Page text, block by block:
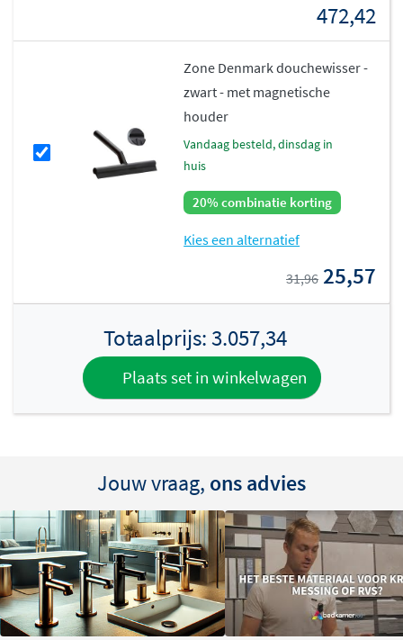
472,42
Zone Denmark douchewisser -
zwart - met magnetische
houder
vandaag besteld, dinsdag in
huis
20% combinatie korting
Kies een alternatief
31,96 25,57
Totaalprijs:3.057,34
Plaats set in winkelwagen
Jouw vraag, ons advies